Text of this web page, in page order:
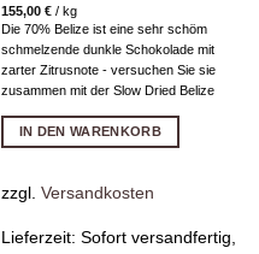
155,00 €/ kg
Die 70% Belize ist eine sehr schöm
schmelzende dunkle Schokolade mit
zarter Zitrusnote - versuchen Sie sie
zusammen mit der Slow Dried Belize
IN DEN WARENKORB
zzgl. Versandkosten
Lieferzeit: Sofort versandfertig,